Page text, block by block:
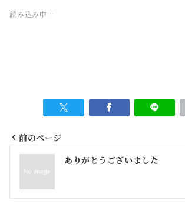
読み込み中…
投
ナ
前のページ
ありがとうございました